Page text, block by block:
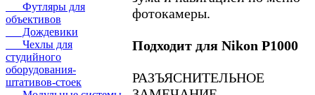
Футляры для
объективов
Дождевики
Чехлы для
студийного
оборудования-
штативов-стоек
фотокамеры.
Подходит для Nikon P1000
РАЗЪЯСНИТЕЛЬНОЕ